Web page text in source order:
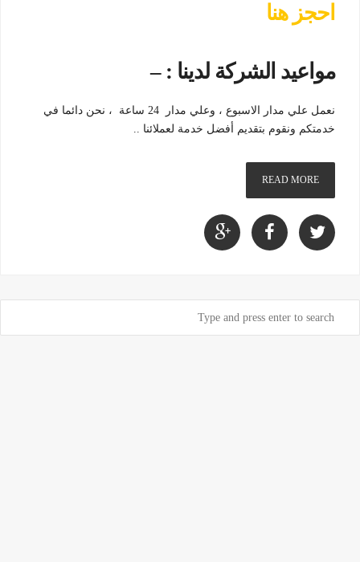
احجز هنا
مواعيد الشركة لدينا : –
نعمل علي مدار الاسبوع ، وعلي مدار 24 ساعة ، نحن دائما في
خدمتكم ونقوم بتقديم أفضل خدمة لعملائنا ..
READ MORE